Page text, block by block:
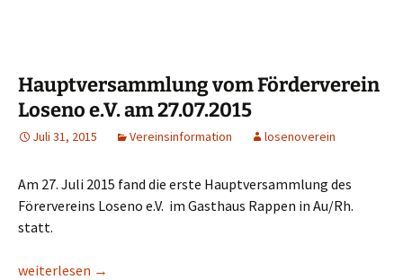
Hauptversammlung vom Förderverein
Loseno e.V. am 27.07.2015
Juli 31, 2015 Vereinsinformation losenoverein
Am 27. Juli 2015 fand die erste Hauptversammlung des
Förervereins Loseno e.V. im Gasthaus Rappen in Au/Rh.
statt.
Hauptversammlung vom Förderverein Loseno e.V. am
weiterlesen →